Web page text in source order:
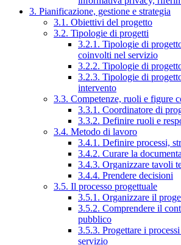
3. Pianificazione, gestione e strategia
3.1. Obiettivi del progetto
3.2. Tipologie di progetti
3.2.1. Tipologie di
coinvolti nel servizio
3.2.2. Tipologie di
3.2.3. Tipologie di
intervento
3.3. Competenze, ruoli e figure
3.3.1. Coordinatore di
3.3.2. Definire ruoli e
3.4. Metodo di lavoro
3.4.1. Definire processi,
3.4.2. Curare la
3.4.3. Organizzare tavoli
3.4.4. Prendere decisioni
3.5. Il processo progettuale
3.5.1. Organizzare il
3.5.2. Comprendere il
pubblico
3.5.3. Progettare i
servizio